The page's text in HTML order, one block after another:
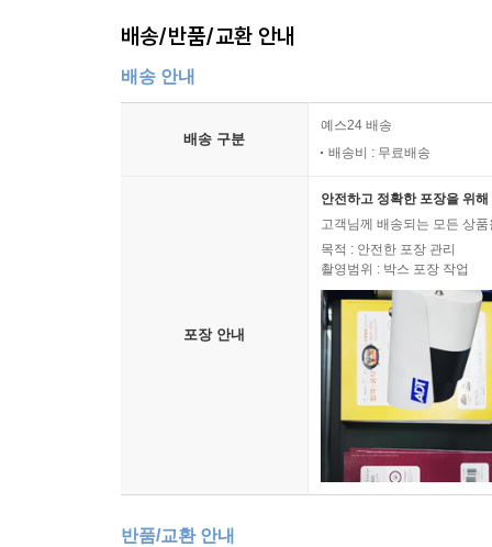
배송/반품/교환 안내
배송 안내
배송 구분
예스24 배송
배송비 : 무료배송
포장 안내
안전하고 정확한 포장을 위
고객님께 배송되는 모든 상
목적 : 안전한 포장 관리
촬영범위 : 박스 포장 작업
반품/교환 안내